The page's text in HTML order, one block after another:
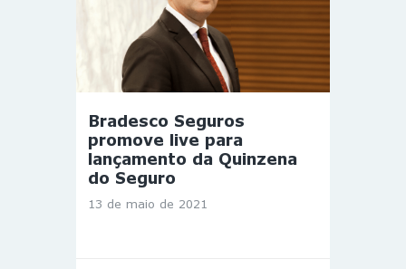
Bradesco Seguros
promove live para
lançamento da Quinzena
do Seguro
13 de maio de 2021